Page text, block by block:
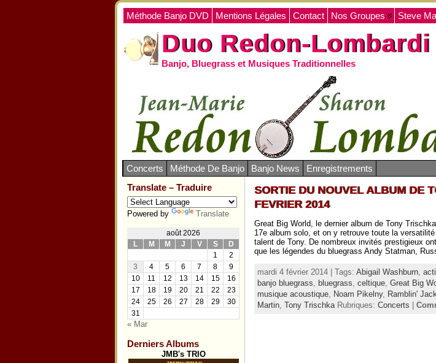
Méthode Banjo DVD Mentions Légales Contact Nos Groupes Steve
Duo Redon-Lombardi
Banjo, Bluegrass et Musiques Traditionnelles
Concerts Méthode De Banjo Banjo News
Enregistrements
Translate – Traduire
Powered by Translate
août 2026
L
M M J V S
D
1
2
3
4 5 6 7 8
9
10
11 12 13 14 15
16
17
18 19 20 21 22
23
24
25 26 27 28 29
30
31
« Mar
Derniers Albums
JMB's TRIO
SORTIE DU NOUVEL ALBUM DE
FEVRIER 2014
Great Big World, le dernier album de Tony
17e album solo, et on y retrouve toute la
talent de Tony. De nombreux invités prestigieux
que les légendes du bluegrass Andy Statman,
mardi 4 février 2014 | Tags: Abigail Washburn
banjo bluegrass bluegrass celtique Great Big
musique acoustique Noam Pikelny, Ramblin'
Martin Tony Trischka Rubriques: Concerts |